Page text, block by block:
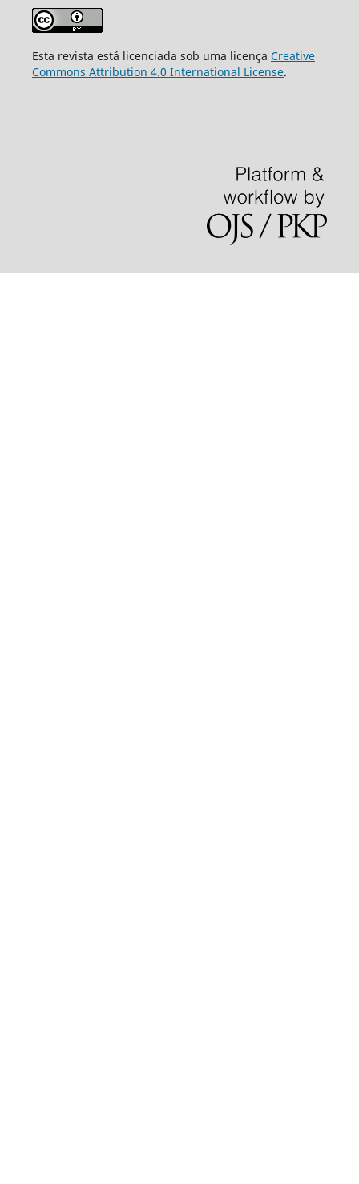
Esta revista está licenciada sob uma licença Creative
Commons Attribution 4.0 International License.